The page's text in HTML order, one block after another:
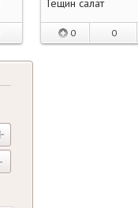
Тещин салат
0 0